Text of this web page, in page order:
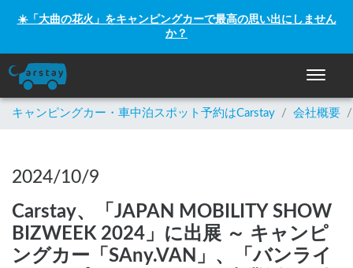
☀️「大曲の花火」をキャンピングカーで最高の思い出にしません
か？
ナビゲ
キャンピングカー・車中泊スポット予約はCarstay / 会社概要 /
2024/10/9
Carstay、「JAPAN MOBILITY SHOW
BIZWEEK 2024」に出展 ～ キャンピ
ングカー「SAny.VAN」、「バンライ